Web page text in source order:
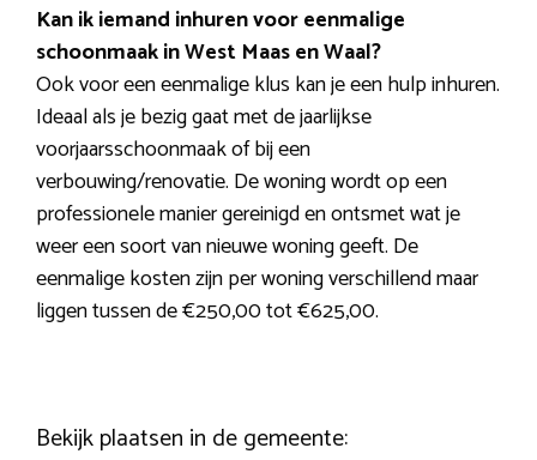
Kan ik iemand inhuren voor eenmalige
schoonmaak in West Maas en Waal?
Ook voor een eenmalige klus kan je een hulp inhuren.
Ideaal als je bezig gaat met de jaarlijkse
voorjaarsschoonmaak of bij een
verbouwing/renovatie. De woning wordt op een
professionele manier gereinigd en ontsmet wat je
weer een soort van nieuwe woning geeft. De
eenmalige kosten zijn per woning verschillend maar
liggen tussen de €250,00 tot €625,00.
Bekijk plaatsen in de gemeente: